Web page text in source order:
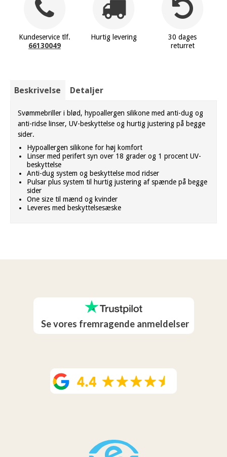
Kundeservice tlf.
66130049
Hurtig levering
30 dages
returret
Beskrivelse Detaljer
Svømmebriller i blød, hypoallergen silikone med anti-dug og
anti-ridse linser, UV-beskyttelse og hurtig justering på begge
sider.
Hypoallergen silikone for høj komfort
Linser med perifert syn over 18 grader og 1 procent UV-
beskyttelse
Anti-dug system og beskyttelse mod ridser
Pulsar plus system til hurtig justering af spænde på begge
sider
One size til mænd og kvinder
Leveres med beskyttelsesæske
Se vores fremragende anmeldelser